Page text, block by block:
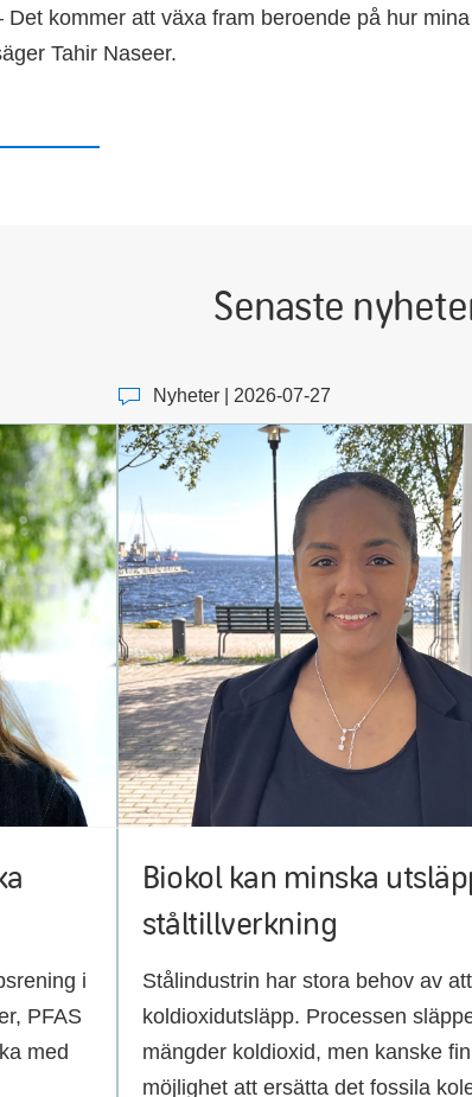
Det kommer att växa fram beroende på hur
Tahir Naseer.
Senaste
i
PFAS
med
Nyheter | 2026-07-27
Biokol kan minska
ståltillverkning
Stålindustrin har stora behov av
koldioxidutsläpp. Processen
mängder koldioxid, men kanske
möjlighet att ersätta det fossila